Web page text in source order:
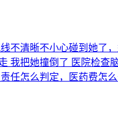
不清晰不小心碰到她
我把她撞倒了 医院检
任怎么判定，医药费怎